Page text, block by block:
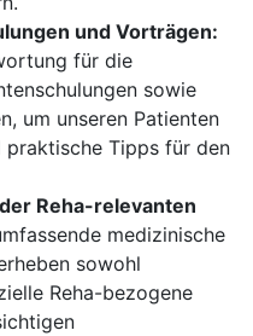
und Vorträgen:
für die
sowie
um unseren Patienten
praktische Tipps für den
Reha-relevanten
medizinische
sowohl
Reha-bezogene